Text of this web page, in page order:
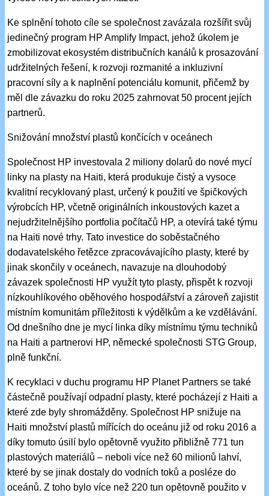
Ke splnění tohoto cíle se společnost zavázala rozšířit svůj
jedinečný program HP Amplify Impact, jehož úkolem je
zmobilizovat ekosystém distribučních kanálů k prosazování
udržitelných řešení, k rozvoji rozmanité a inkluzivní
pracovní síly a k naplnění potenciálu komunit, přičemž by
měl dle závazku do roku 2025 zahrnovat 50 procent jejích
partnerů.
Snižování množství plastů končících v oceánech
Společnost HP investovala 2 miliony dolarů do nové mycí
linky na plasty na Haiti, která produkuje čistý a vysoce
kvalitní recyklovaný plast, určený k použití ve špičkových
výrobcích HP, včetně originálních inkoustových kazet a
nejudržitelnějšího portfolia počítačů HP, a otevírá také týmu
na Haiti nové trhy. Tato investice do soběstačného
dodavatelského řetězce zpracovávajícího plasty, které by
jinak skončily v oceánech, navazuje na dlouhodobý
závazek společnosti HP využít tyto plasty, přispět k rozvoji
nízkouhlíkového oběhového hospodářství a zároveň zajistit
místním komunitám příležitosti k výdělkům a ke vzdělávání.
Od dnešního dne je mycí linka díky místnímu týmu techniků
na Haiti a partnerovi HP, německé společnosti STG Group,
plně funkční.
K recyklaci v duchu programu HP Planet Partners se také
částečně používají odpadní plasty, které pocházejí z Haiti a
které zde byly shromážděny. Společnost HP snižuje na
Haiti množství plastů mířících do oceánu již od roku 2016 a
díky tomuto úsilí bylo opětovně využito přibližně 771 tun
plastových materiálů – neboli více než 60 milionů lahví,
které by se jinak dostaly do vodních toků a posléze do
oceánů. Z toho bylo více než 220 tun opětovně použito v